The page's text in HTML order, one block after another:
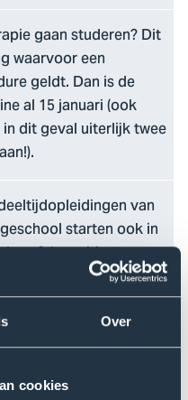
Over
cookies
gaan studeren? Dit
waarvoor een
geldt. Dan is de
al 15 januari (ook
dit geval uiterlijk twee
van
starten ook in
februari-instroom
15 januari
DigiD (bij
selectie en